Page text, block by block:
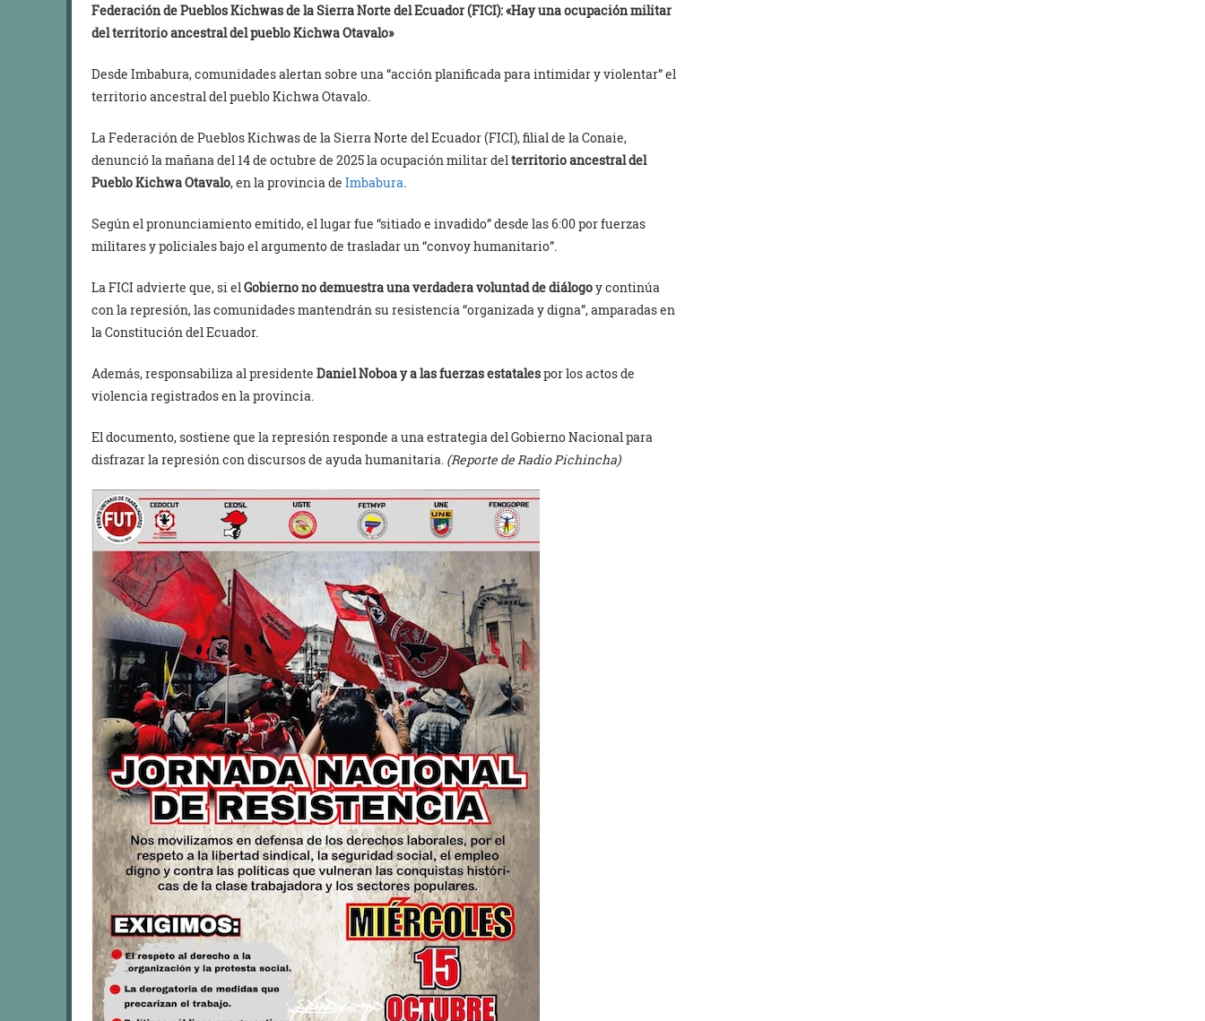
Federación de Pueblos Kichwas de la Sierra Norte del Ecuador (FICI): «Hay una ocupación militar
del territorio ancestral del pueblo Kichwa Otavalo»
Desde Imbabura, comunidades alertan sobre una “acción planificada para intimidar y violentar” el
territorio ancestral del pueblo Kichwa Otavalo.
La Federación de Pueblos Kichwas de la Sierra Norte del Ecuador (FICI), filial de la Conaie,
denunció la mañana del 14 de octubre de 2025 la ocupación militar del territorio ancestral del
Pueblo Kichwa Otavalo, en la provincia de Imbabura
Según el pronunciamiento emitido, el lugar fue “sitiado e invadido” desde las 6:00 por fuerzas
militares y policiales bajo el argumento de trasladar un “convoy humanitario”.
La FICI advierte que, si el Gobierno no demuestra una verdadera voluntad de diálogoy continúa
con la represión, las comunidades mantendrán su resistencia “organizada y digna”, amparadas en
la Constitución del Ecuador.
Además, responsabiliza al presidente Daniel Noboa y a las fuerzas estatalespor los actos de
violencia registrados en la provincia.
El documento, sostiene que la represión responde a una estrategia del Gobierno Nacional para
disfrazar la represión con discursos de ayuda humanitaria. (Reporte de Radio Pichincha)